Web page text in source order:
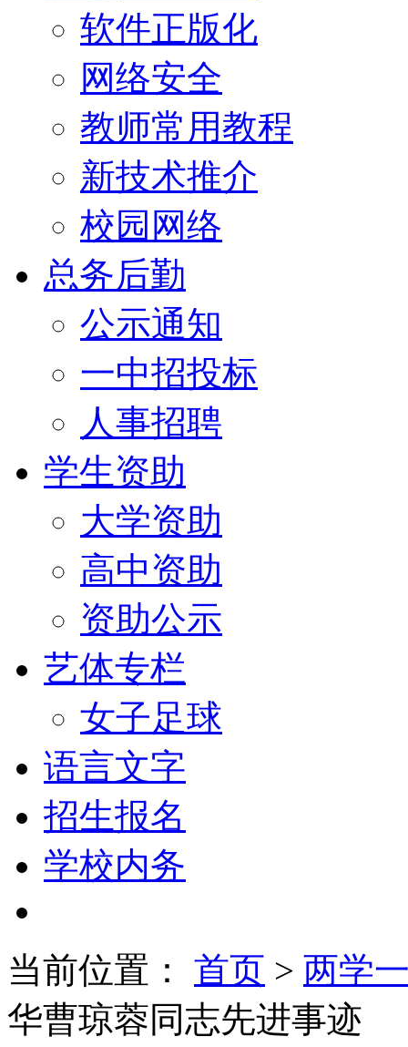
软件正版化
网络安全
教师常用教程
新技术推介
校园网络
总务后勤
公示通知
一中招投标
人事招聘
学生资助
大学资助
高中资助
资助公示
艺体专栏
女子足球
语言文字
招生报名
学校内务
当前位置： 首页 > 两学
华曹琼蓉同志先进事迹